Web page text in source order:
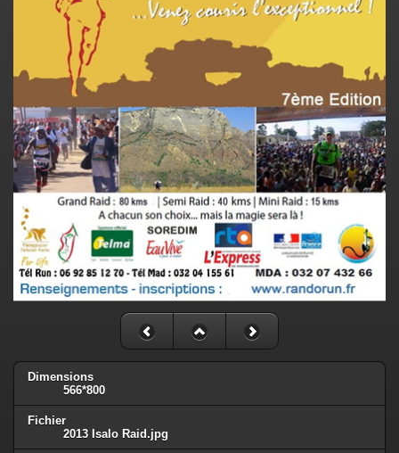
Dimensions
566*800
Fichier
2013 Isalo Raid.jpg